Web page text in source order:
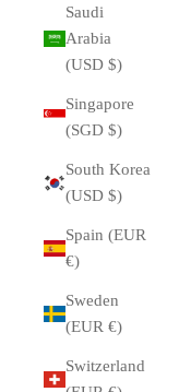
Saudi
Arabia
(USD $)
Singapore
(SGD $)
South Korea
(USD $)
Spain (EUR
€)
Sweden
(EUR €)
Switzerland